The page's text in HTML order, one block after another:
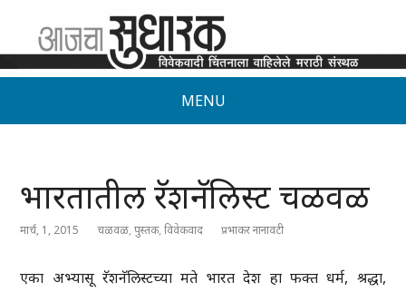
MENU
भारतातील रॅशनॅलिस्ट चळवळ
मार्च, 1, 2015 चळवळ,पुस्तक,विवेकवाद प्रभाकर नानावटी
एका अभ्यासू रॅशनॅलिस्टच्या मते भारत देश हा फक्त धर्म, श्रद्धा,